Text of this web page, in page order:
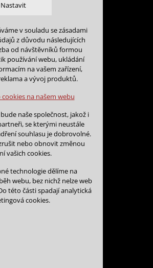
Rezervace na:
Zpět na kalendář
Na tento den nejsou podány
Na tento den nelze podávat
Nastavit
webu
stránek (session):
volby jazyka, apod.
vyhodnocení
(Google)
na našem webu
vše
v souladu se zásadami
z důvodu následujících
od návštěvníků formou
používání webu, ukládání
na vašem zařízení,
a vývoj produktů.
na našem webu
naše společnost, jakož i
se kterými neustále
souhlasu je dobrovolné.
nebo obnovit změnou
vašich cookies.
technologie dělíme na
webu, bez nichž nelze web
této části spadají analytická
cookies.